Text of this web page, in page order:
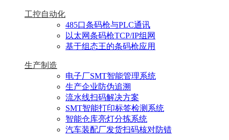
工控自动化
485口条码枪与PLC通讯
以太网条码枪TCP/IP组网
基于组态王的条码枪应用
生产制造
电子厂SMT智能管理系统
生产企业防伪追溯
流水线扫码解决方案
SMT智能打印标签检测系统
智能仓库亮灯分拣系统
汽车装配厂发货扫码核对防错